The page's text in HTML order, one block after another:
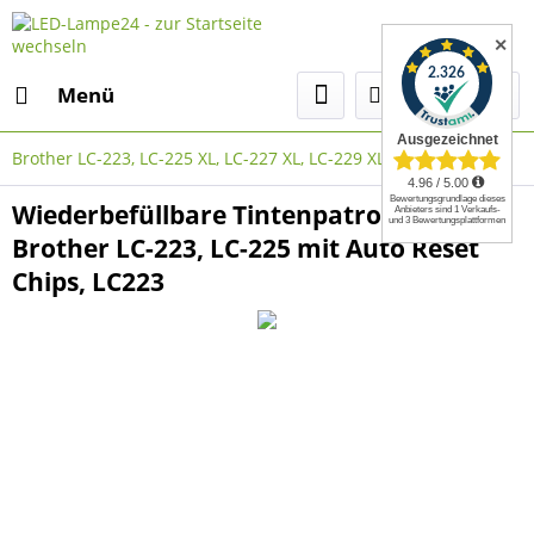
Menü
Brother LC-223, LC-225 XL, LC-227 XL, LC-229 XL
Wiederbefüllbare Tintenpatronen
Brother LC-223, LC-225 mit Auto Reset
Chips, LC223
✕